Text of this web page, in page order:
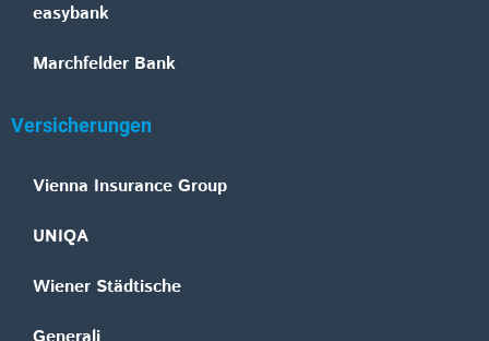
easybank
Marchfelder Bank
Versicherungen
Vienna Insurance Group
UNIQA
Wiener Städtische